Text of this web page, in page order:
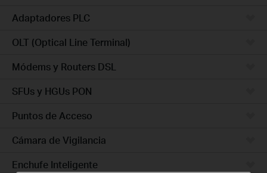
Adaptadores PLC
OLT (Optical Line Terminal)
Módems y Routers DSL
SFUs y HGUs PON
Puntos de Acceso
Cámara de Vigilancia
Enchufe Inteligente